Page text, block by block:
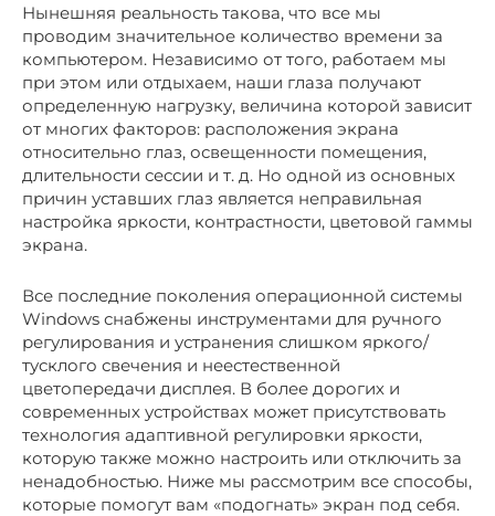
Нынешняя реальность такова, что все мы
проводим значительное количество времени за
компьютером. Независимо от того, работаем мы
при этом или отдыхаем, наши глаза получают
определенную нагрузку, величина которой зависит
от многих факторов: расположения экрана
относительно глаз, освещенности помещения,
длительности сессии и т. д. Но одной из основных
причин уставших глаз является неправильная
настройка яркости, контрастности, цветовой гаммы
экрана.
Все последние поколения операционной системы
Windows снабжены инструментами для ручного
регулирования и устранения слишком яркого/
тусклого свечения и неестественной
цветопередачи дисплея. В более дорогих и
современных устройствах может присутствовать
технология адаптивной регулировки яркости,
которую также можно настроить или отключить за
ненадобностью. Ниже мы рассмотрим все способы,
которые помогут вам «подогнать» экран под себя.